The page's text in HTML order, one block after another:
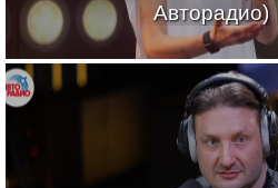
Авторадио)